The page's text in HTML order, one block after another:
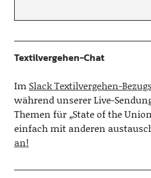
Textilvergehen-Chat
Im Slack Textilvergehen-
während unserer Live-
Themen für „State of the
einfach mit anderen
an!